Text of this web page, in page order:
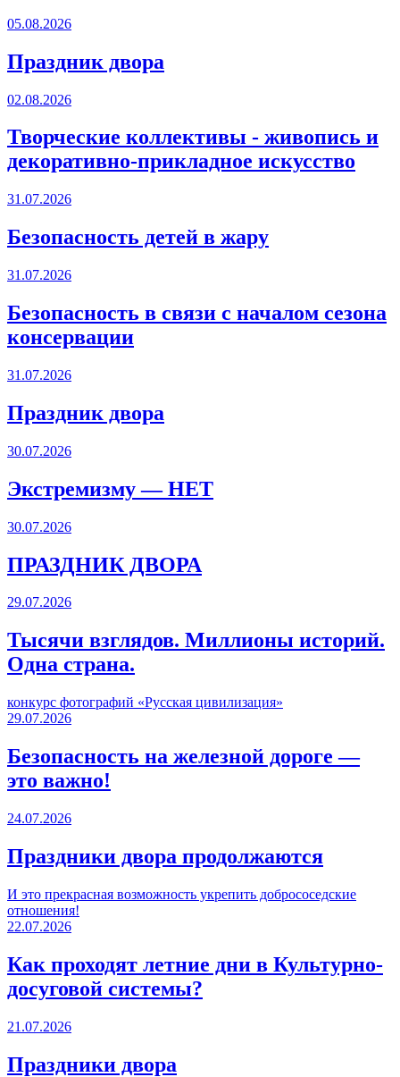
05.08.2026
Праздник двора
02.08.2026
Творческие коллективы - живопись и
декоративно-прикладное искусство
31.07.2026
Безопасность детей в жару
31.07.2026
Безопасность в связи с началом сезона
консервации
31.07.2026
Праздник двора
30.07.2026
Экстремизму — НЕТ
30.07.2026
ПРАЗДНИК ДВОРА️
29.07.2026
Тысячи взглядов. Миллионы историй.
Одна страна.
конкурс фотографий «Русская цивилизация»
29.07.2026
Безопасность на железной дороге —
это важно!
24.07.2026
Праздники двора продолжаются
И это прекрасная возможность укрепить добрососедские
отношения!
22.07.2026
Как проходят летние дни в Культурно-
досуговой системы?
21.07.2026
Праздники двора